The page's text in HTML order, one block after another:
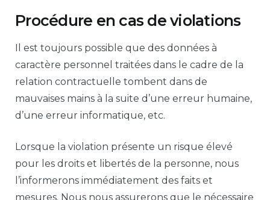
Procédure en cas de violations
Il est toujours possible que des données à
caractère personnel traitées dans le cadre de la
relation contractuelle tombent dans de
mauvaises mains à la suite d’une erreur humaine,
d’une erreur informatique, etc.
Lorsque la violation présente un risque élevé
pour les droits et libertés de la personne, nous
l’informerons immédiatement des faits et
mesures. Nous nous assurerons que le nécessaire